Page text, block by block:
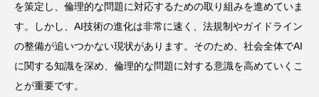
を策定し、倫理的な問題に対応するための取り組みを進めていま
す。しかし、AI技術の進化は非常に速く、法規制やガイドライン
の整備が追いつかない現状があります。そのため、社会全体でAI
に関する知識を深め、倫理的な問題に対する意識を高めていくこ
とが重要です。